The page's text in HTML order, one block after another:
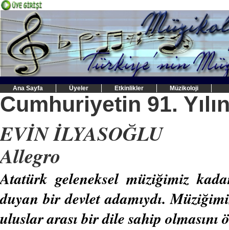
Ana Sayfa Üyeler Etkinlikler Müzikoloji
Cumhuriyetin 91.
EVİN İLYASOĞLU
Allegro
Atatürk geleneksel müziğimiz
duyan bir devlet adamıydı.
uluslar arası bir dile sahip olmasını